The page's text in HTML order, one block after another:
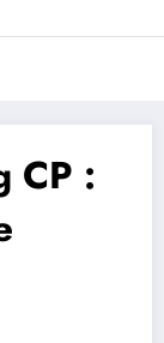
du football
CP :